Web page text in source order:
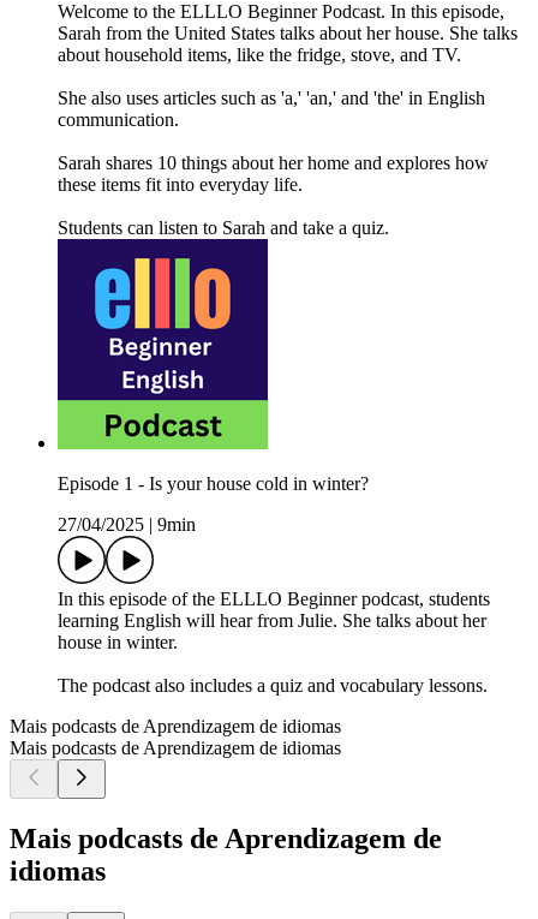
Welcome to the ELLLO Beginner Podcast. In this episode,
Sarah from the United States talks about her house. She talks
about household items, like the fridge, stove, and TV.
She also uses articles such as 'a,' 'an,' and 'the' in English
communication.
Sarah shares 10 things about her home and explores how
these items fit into everyday life.
Students can listen to Sarah and take a quiz.
Episode 1 - Is your house cold in winter?
27/04/2025
9min
In this episode of the ELLLO Beginner podcast, students
learning English will hear from Julie. She talks about her
house in winter.
The podcast also includes a quiz and vocabulary lessons.
Mais podcasts de Aprendizagem de idiomas
Mais podcasts de Aprendizagem de idiomas
Mais podcasts de Aprendizagem de
idiomas